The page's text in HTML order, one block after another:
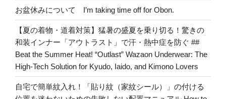
お盆休みについて I’m taking time off for Obon.
【夏の着物・道着対策】猛暑の盛夏を乗り切る！驚きの
和装インナー「アウトラスト」で汗・熱中症を防ぐ ##
Beat the Summer Heat! “Outlast” Wazaon Underwear: The
High-Tech Solution for Kyudo, Iaido, and Kimono Lovers
自宅で簡単紋入れ！「貼り紋（家紋シール）」の付ける